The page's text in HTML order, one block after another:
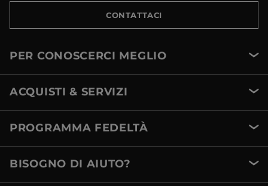
CONTATTACI
PER CONOSCERCI MEGLIO
ACQUISTI & SERVIZI
PROGRAMMA FEDELTÀ
BISOGNO DI AIUTO?